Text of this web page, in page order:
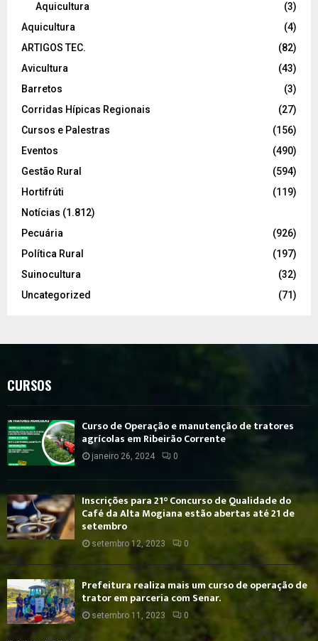
Aquicultura
(3)
Aquicultura
(4)
ARTIGOS TEC.
(82)
Avicultura
(43)
Barretos
(3)
Corridas Hípicas Regionais
(27)
Cursos e Palestras
(156)
Eventos
(490)
Gestão Rural
(594)
Hortifrúti
(119)
Notícias (1.812)
Pecuária
(926)
Política Rural
(197)
Suinocultura
(32)
Uncategorized
(71)
CURSOS
Curso de Operação e manutenção de tratores
agrícolas em Ribeirão Corrente
janeiro 26, 2024 0
Inscrições para 21° Concurso de Qualidade do
Café da Alta Mogiana estão abertas até 21 de
setembro
setembro 12, 2023 0
Prefeitura realiza mais um curso de operação de
trator em parceria com Senar.
setembro 11, 2023 0